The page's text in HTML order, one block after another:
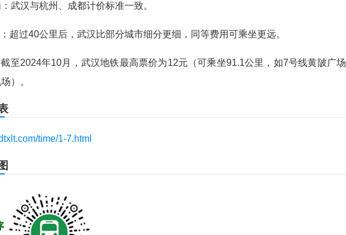
武汉与杭州、成都计价标准一致。
超过40公里后，武汉比部分城市细分更细，同等费用可乘坐更远。
至2024年10月，武汉地铁最高票价为12元（可乘坐91.1公里，如7号线黄陂广场
）。
time/1-7.html